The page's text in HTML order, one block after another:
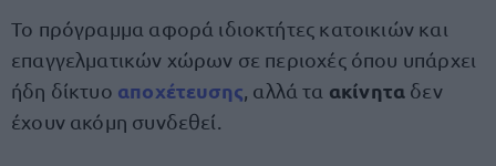
Το πρόγραμμα αφορά ιδιοκτήτες κατοικιών και
επαγγελματικών χώρων σε περιοχές όπου υπάρχει
ήδη δίκτυο αποχέτευσης , αλλά τα ακίνητα δεν
έχουν ακόμη συνδεθεί.